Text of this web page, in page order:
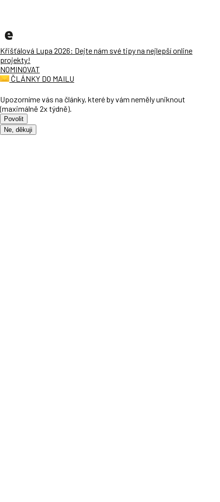
Křišťálová Lupa 2026: Dejte nám své tipy na nejlepší online
projekty!
NOMINOVAT
ČLÁNKY DO MAILU
Upozorníme vás na články, které by vám neměly uniknout
(maximálně 2x týdně).
Povolit
Ne, děkuji